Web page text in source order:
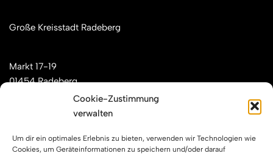
Cookie-Zustimmung
verwalten
Um dir ein optimales Erlebnis zu bieten, verwenden wir Technologien wie
Cookies, um Geräteinformationen zu speichern und/oder darauf
Große Kreisstadt Radeberg
Markt 17-19
01454 Radeberg
Mail: kontakt[at]feuerwehren-radeberg.de
Feuerwehren Radeberg im Internet